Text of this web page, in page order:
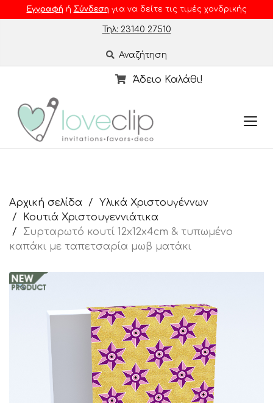
Εγγραφή ή Σύνδεση για να δείτε τις τιμές χονδρικής
Τηλ: 23140 27510
Αναζήτηση
Άδειο Καλάθι!
Αρχική σελίδα
Υλικά Χριστουγέννων
Κουτιά Χριστουγεννιάτικα
Συρταρωτό κουτί 12x12x4cm & τυπωμένο
καπάκι με ταπετσαρία μωβ ματάκι